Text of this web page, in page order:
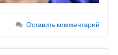
Оставить комментарий